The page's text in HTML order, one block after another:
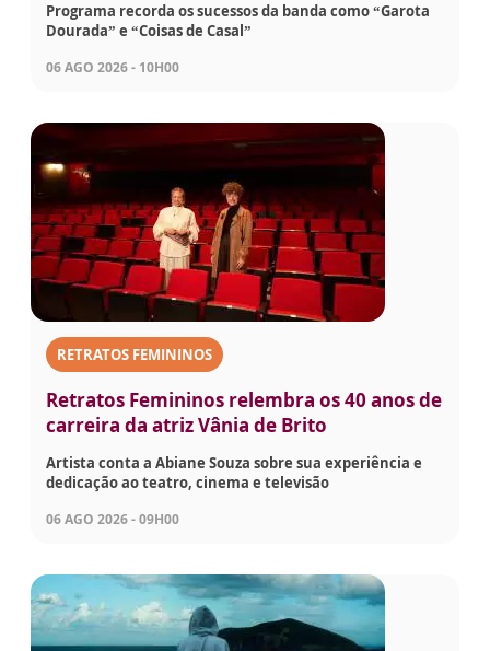
Programa recorda os sucessos da banda como “Garota
Dourada” e “Coisas de Casal”
06 AGO 2026 - 10H00
RETRATOS FEMININOS
Retratos Femininos relembra os 40 anos de
carreira da atriz Vânia de Brito
Artista conta a Abiane Souza sobre sua experiência e
dedicação ao teatro, cinema e televisão
06 AGO 2026 - 09H00